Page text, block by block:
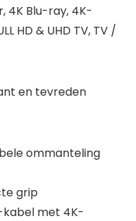
4K Blu-ray, 4K-
HD & UHD TV, TV /
en tevreden
ommanteling
grip
met 4K-